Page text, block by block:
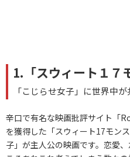
1.「スウィート１７
「こじらせ女子」に世界中
辛口で有名な映画批評サイト「
を獲得した「スウィート17モン
子」が主人公の映画です。恋愛